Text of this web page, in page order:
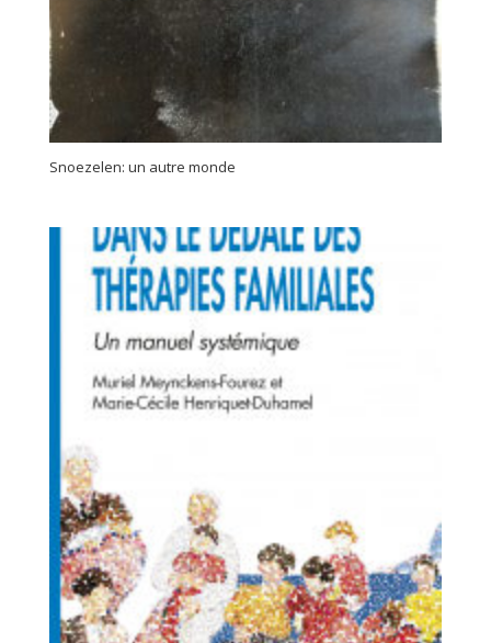
Snoezelen: un autre monde